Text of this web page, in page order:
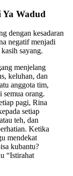
Ya Wadud
dengan kesadaran
negatif menjadi
sayang.
menjelang
keluhan, dan
anggota tim,
semua orang.
pagi, Rina
setiap
teh, dan
Ketika
mendekat
kubantu?
“Istirahat